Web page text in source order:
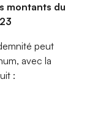
montants du
peut
avec la
: